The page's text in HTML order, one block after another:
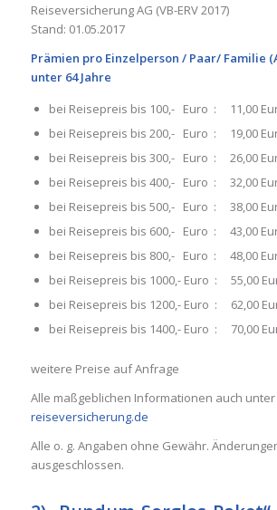
Reiseversicherung AG (VB-ERV 2017)
Stand: 01.05.2017
Prämien pro Einzelperson / Paar/ Familie
unter 64 Jahre
bei Reisepreis bis 100,- Euro : 11,00
bei Reisepreis bis 200,- Euro : 19,00
bei Reisepreis bis 300,- Euro : 26,00
bei Reisepreis bis 400,- Euro : 32,00
bei Reisepreis bis 500,- Euro : 38,00
bei Reisepreis bis 600,- Euro : 43,00
bei Reisepreis bis 800,- Euro : 48,00
bei Reisepreis bis 1000,- Euro : 55,00
bei Reisepreis bis 1200,- Euro : 62,00
bei Reisepreis bis 1400,- Euro : 70,00
weitere Preise auf Anfrage
Alle maßgeblichen Informationen auch unter
reiseversicherung.de
Alle o. g. Angaben ohne Gewähr.
ausgeschlossen.